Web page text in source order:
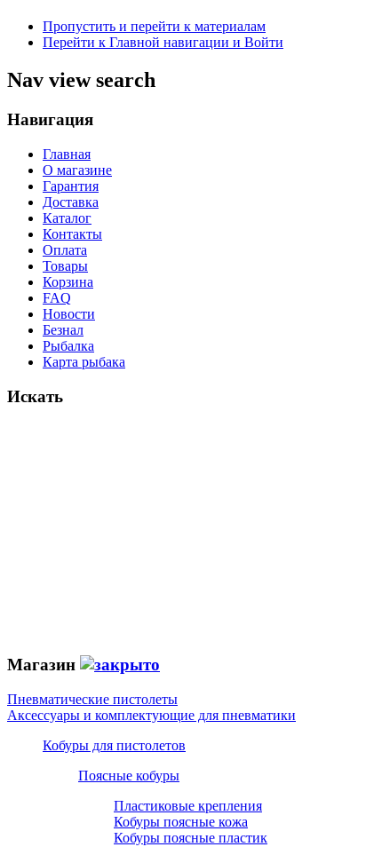
Пропустить и перейти к материалам
Перейти к Главной навигации и Войти
Nav view search
Навигация
Главная
О магазине
Гарантия
Доставка
Каталог
Контакты
Оплата
Товары
Корзина
FAQ
Новости
Безнал
Рыбалка
Карта рыбака
Искать
Магазин
Пневматические пистолеты
Аксессуары и комплектующие для пневматики
Кобуры для пистолетов
Поясные кобуры
Пластиковые крепления
Кобуры поясные кожа
Кобуры поясные пластик